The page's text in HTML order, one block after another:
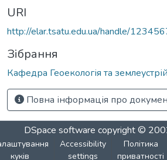
URI
http://elar.tsatu.edu.ua/handle/
Зібрання
Кафедра Геоекологія та землеустрій
Повна інформація про
DSpace software copyright ©
куків
Accessibility
settings
Політика
приватності